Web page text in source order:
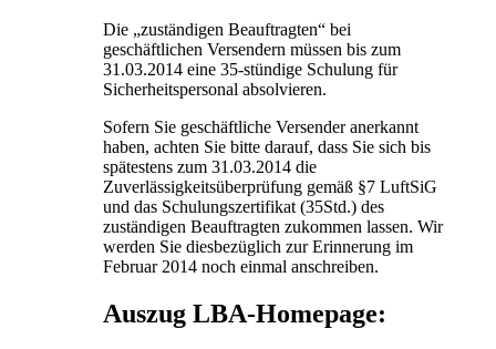
Die „zuständigen Beauftragten“ bei
geschäftlichen Versendern müssen bis zum
31.03.2014 eine 35-stündige Schulung für
Sicherheitspersonal absolvieren.
Sofern Sie geschäftliche Versender anerkannt
haben, achten Sie bitte darauf, dass Sie sich bis
spätestens zum 31.03.2014 die
Zuverlässigkeitsüberprüfung gemäß §7 LuftSiG
und das Schulungszertifikat (35Std.) des
zuständigen Beauftragten zukommen lassen. Wir
werden Sie diesbezüglich zur Erinnerung im
Februar 2014 noch einmal anschreiben.
Auszug LBA-Homepage: